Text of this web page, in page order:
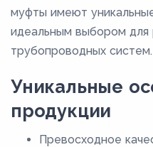
муфты имеют
идеальным выбором для
трубопроводных систем.
Уникальные
продукции
Превосходное